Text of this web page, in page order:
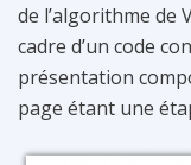
de l’algorithme de
cadre d’un code
présentation
page étant une